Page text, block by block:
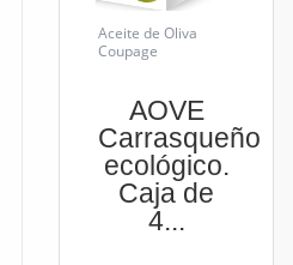
Aceite de Oliva
Coupage
AOVE
Carrasqueño
ecológico.
Caja de
4...